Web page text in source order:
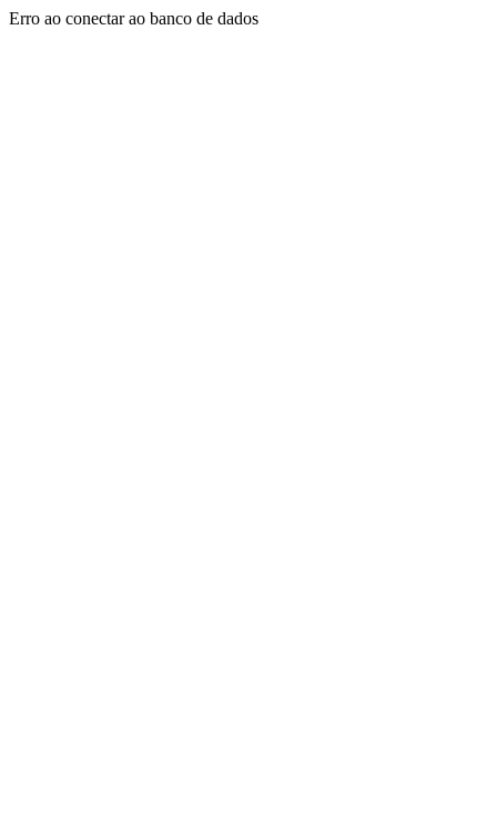
Erro ao conectar ao banco de dados